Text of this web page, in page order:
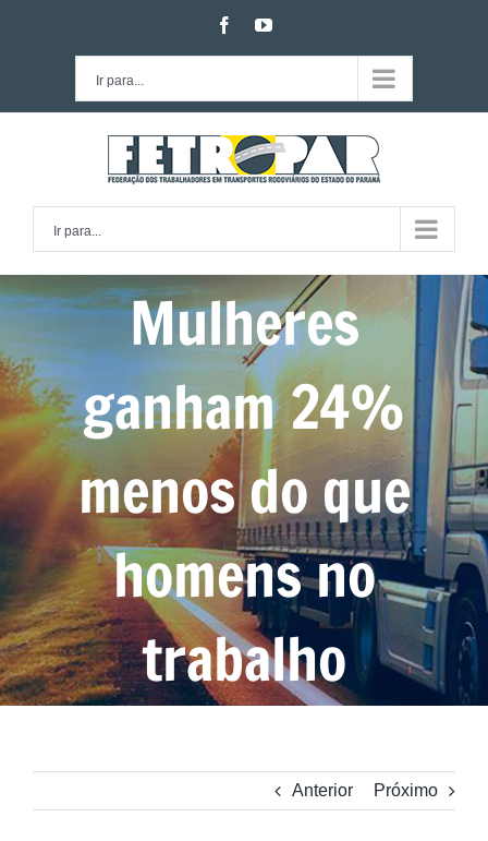
facebookyoutube
Ir para...
Ir para...
Mulheres
ganham 24%
menos do que
homens no
trabalho
Anterior Próximo